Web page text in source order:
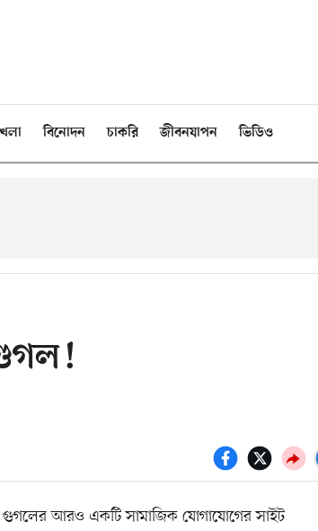
বিনোদন চাকরি জীবনযাপন ভিডিও
গুগলের আরও একটি সামাজিক যোগাযোগের সাইট